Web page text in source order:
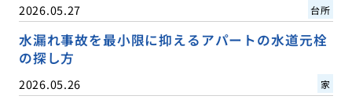
2026.05.27 台所
水漏れ事故を最小限に抑えるアパートの水道元栓
の探し方
2026.05.26 家